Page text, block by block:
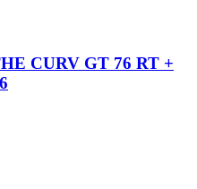
CURV GT 76 RT +